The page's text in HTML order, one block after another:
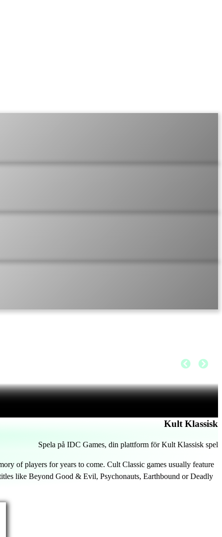
Kult Klassisk
Spela på IDC Games, din plattform för Kult Klassisk spel
of players for years to come. Cult Classic games usually feature
like Beyond Good & Evil, Psychonauts, Earthbound or Deadly